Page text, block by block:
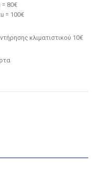
= 80€
= 100€
κλιματιστικού 10€